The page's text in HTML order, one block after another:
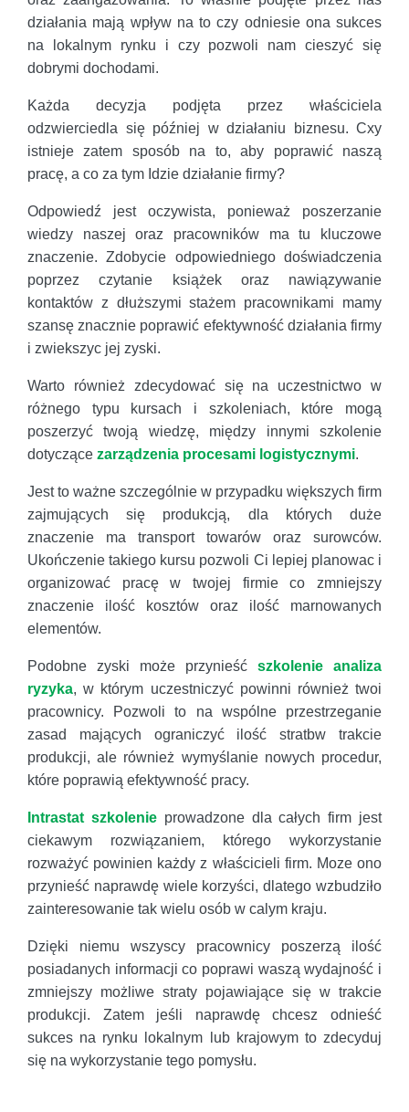
działania mają wpływ na to czy odniesie ona sukces
na lokalnym rynku i czy pozwoli nam cieszyć się
dobrymi dochodami.
Każda decyzja podjęta przez właściciela
odzwierciedla się później w działaniu biznesu. Cxy
istnieje zatem sposób na to, aby poprawić naszą
pracę, a co za tym Idzie działanie firmy?
Odpowiedź jest oczywista, ponieważ poszerzanie
wiedzy naszej oraz pracowników ma tu kluczowe
znaczenie. Zdobycie odpowiedniego doświadczenia
poprzez czytanie książek oraz nawiązywanie
kontaktów z dłuższymi stażem pracownikami mamy
szansę znacznie poprawić efektywność działania firmy
i zwiekszyc jej zyski.
Warto również zdecydować się na uczestnictwo w
różnego typu kursach i szkoleniach, które mogą
poszerzyć twoją wiedzę, między innymi szkolenie
dotyczące zarządzenia procesami logistycznymi.
Jest to ważne szczególnie w przypadku większych firm
zajmujących się produkcją, dla których duże
znaczenie ma transport towarów oraz surowców.
Ukończenie takiego kursu pozwoli Ci lepiej planowac i
organizować pracę w twojej firmie co zmniejszy
znaczenie ilość kosztów oraz ilość marnowanych
elementów.
Podobne zyski może przynieść szkolenie analiza
ryzyka, w którym uczestniczyć powinni również twoi
pracownicy. Pozwoli to na wspólne przestrzeganie
zasad mających ograniczyć ilość stratbw trakcie
produkcji, ale również wymyślanie nowych procedur,
które poprawią efektywność pracy.
Intrastat szkolenieprowadzone dla całych firm jest
ciekawym rozwiązaniem, którego wykorzystanie
rozważyć powinien każdy z właścicieli firm. Moze ono
przynieść naprawdę wiele korzyści, dlatego wzbudziło
zainteresowanie tak wielu osób w calym kraju.
Dzięki niemu wszyscy pracownicy poszerzą ilość
posiadanych informacji co poprawi waszą wydajność i
zmniejszy możliwe straty pojawiające się w trakcie
produkcji. Zatem jeśli naprawdę chcesz odnieść
sukces na rynku lokalnym lub krajowym to zdecyduj
się na wykorzystanie tego pomysłu.